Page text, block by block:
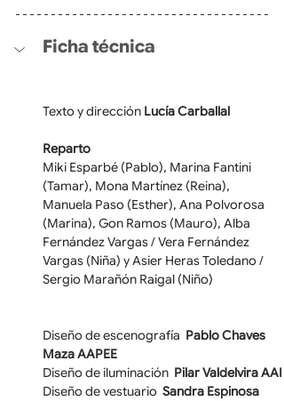
Ficha técnica
Texto y dirección Lucía Carballal
Reparto
Miki Esparbé (Pablo), Marina Fantini
(Tamar), Mona Martínez (Reina),
Manuela Paso (Esther), Ana Polvorosa
(Marina), Gon Ramos (Mauro), Alba
Fernández Vargas / Vera Fernández
Vargas (Niña) y Asier Heras Toledano /
Sergio Marañón Raigal (Niño)
Diseño de escenografía Pablo Chaves
Maza AAPEE
Diseño de iluminación Pilar Valdelvira AAI
Diseño de vestuario Sandra Espinosa